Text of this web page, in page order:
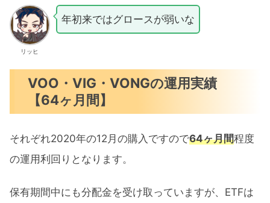
リッヒ
年初来ではグロースが弱いな
VOO・VIG・VONGの運用実績
【64ヶ月間】
それぞれ2020年の12月の購入ですので64ヶ月間程度
の運用利回りとなります。
保有期間中にも分配金を受け取っていますが、ETFは